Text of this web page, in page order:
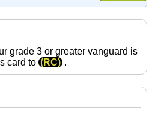
grade 3 or greater vanguard is
card to (RC) .